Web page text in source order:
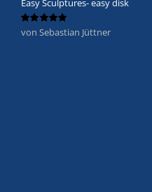
Easy Sculptures- easy disk
Bewertet
von Sebastian Jüttner